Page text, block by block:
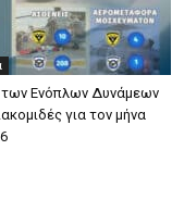
Ενόπλων Δυνάμεων
για τον μήνα